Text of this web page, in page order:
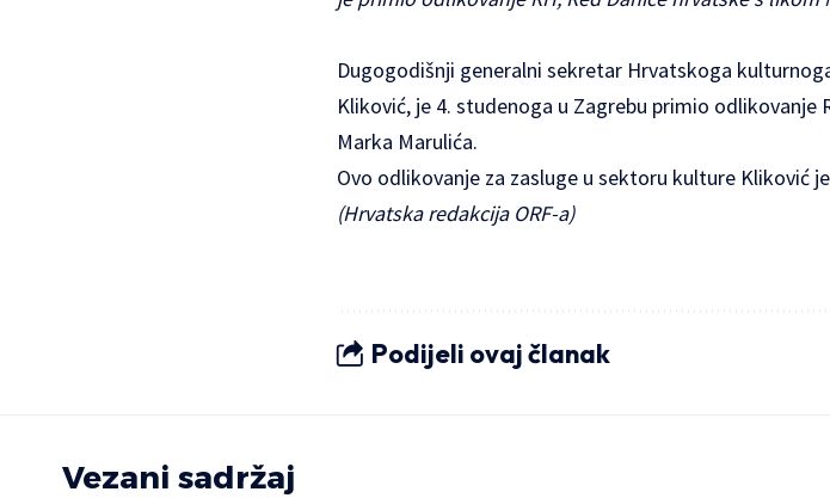
Dugogodišnji generalni sekretar Hrvatskoga
Kliković, je 4. studenoga u Zagrebu primio odlikovanje
Marka Marulića.
Ovo odlikovanje za zasluge u sektoru kulture Kliković
(Hrvatska redakcija ORF-a)
Podijeli ovaj članak
Vezani sadržaj